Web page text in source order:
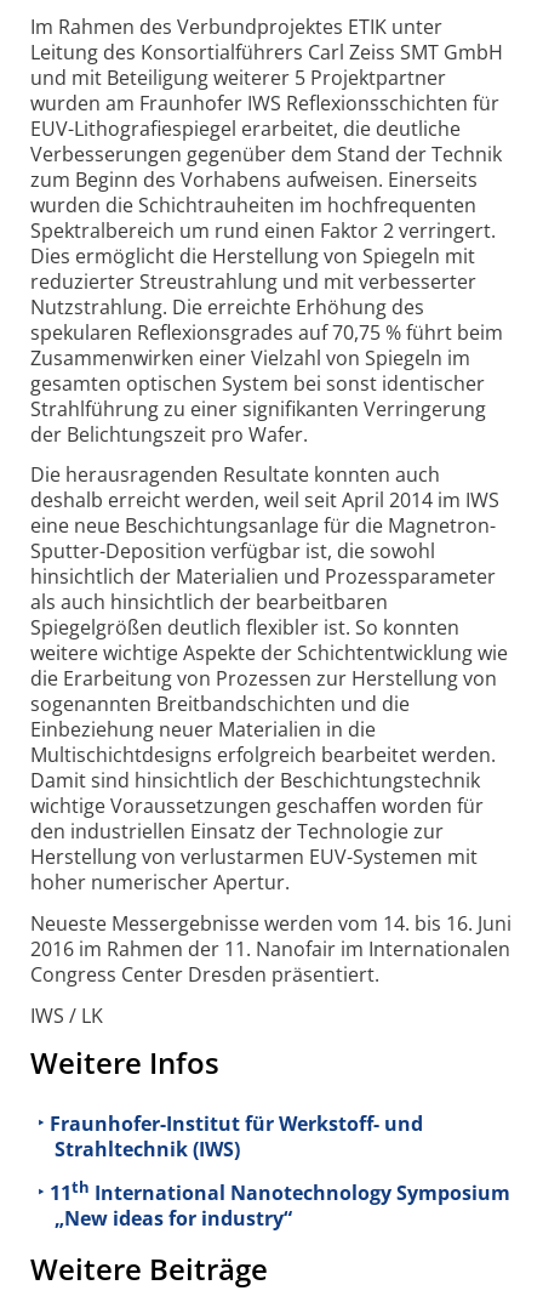
Im Rahmen des Verbundprojektes ETIK unter
Leitung des Konsortialführers Carl Zeiss SMT GmbH
und mit Beteiligung weiterer 5 Projektpartner
wurden am Fraunhofer IWS Reflexionsschichten für
EUV-Lithografiespiegel erarbeitet, die deutliche
Verbesserungen gegenüber dem Stand der Technik
zum Beginn des Vorhabens aufweisen. Einerseits
wurden die Schichtrauheiten im hochfrequenten
Spektralbereich um rund einen Faktor 2 verringert.
Dies ermöglicht die Herstellung von Spiegeln mit
reduzierter Streustrahlung und mit verbesserter
Nutzstrahlung. Die erreichte Erhöhung des
spekularen Reflexionsgrades auf 70,75 % führt beim
Zusammenwirken einer Vielzahl von Spiegeln im
gesamten optischen System bei sonst identischer
Strahlführung zu einer signifikanten Verringerung
der Belichtungszeit pro Wafer.
Die herausragenden Resultate konnten auch
deshalb erreicht werden, weil seit April 2014 im IWS
eine neue Beschichtungsanlage für die Magnetron-
Sputter-Deposition verfügbar ist, die sowohl
hinsichtlich der Materialien und Prozessparameter
als auch hinsichtlich der bearbeitbaren
Spiegelgrößen deutlich flexibler ist. So konnten
weitere wichtige Aspekte der Schichtentwicklung wie
die Erarbeitung von Prozessen zur Herstellung von
sogenannten Breitbandschichten und die
Einbeziehung neuer Materialien in die
Multischichtdesigns erfolgreich bearbeitet werden.
Damit sind hinsichtlich der Beschichtungstechnik
wichtige Voraussetzungen geschaffen worden für
den industriellen Einsatz der Technologie zur
Herstellung von verlustarmen EUV-Systemen mit
hoher numerischer Apertur.
Neueste Messergebnisse werden vom 14. bis 16. Juni
2016 im Rahmen der 11. Nanofair im Internationalen
Congress Center Dresden präsentiert.
IWS / LK
Weitere Infos
Fraunhofer-Institut für Werkstoff- und
Strahltechnik (IWS)
11th International Nanotechnology Symposium
„New ideas for industry“
Weitere Beiträge